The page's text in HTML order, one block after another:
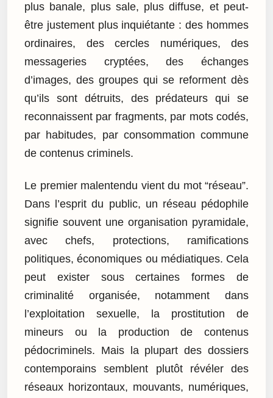
plus banale, plus sale, plus diffuse, et peut-
être justement plus inquiétante : des hommes
ordinaires, des cercles numériques, des
messageries cryptées, des échanges
d’images, des groupes qui se reforment dès
qu’ils sont détruits, des prédateurs qui se
reconnaissent par fragments, par mots codés,
par habitudes, par consommation commune
de contenus criminels.
Le premier malentendu vient du mot “réseau”.
Dans l’esprit du public, un réseau pédophile
signifie souvent une organisation pyramidale,
avec chefs, protections, ramifications
politiques, économiques ou médiatiques. Cela
peut exister sous certaines formes de
criminalité organisée, notamment dans
l’exploitation sexuelle, la prostitution de
mineurs ou la production de contenus
pédocriminels. Mais la plupart des dossiers
contemporains semblent plutôt révéler des
réseaux horizontaux, mouvants, numériques,